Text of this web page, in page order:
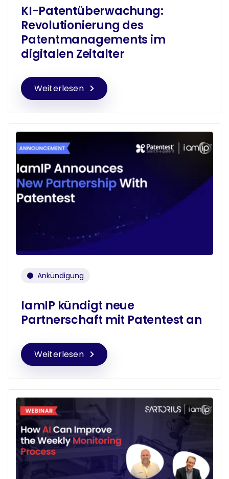
KI-Patentüberwachung:
Revolutionierung des
Patentmanagements im
digitalen Zeitalter
Weiterlesen
Ankündigung
IamIP kündigt neue
Partnerschaft mit Patentest an
Weiterlesen